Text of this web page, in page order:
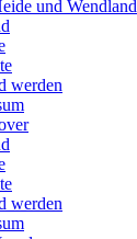
und Wendland
werden
werden